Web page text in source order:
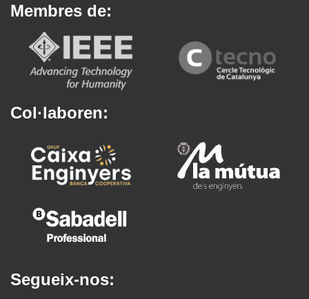
Membres de:
Col·laboren:
Segueix-nos: